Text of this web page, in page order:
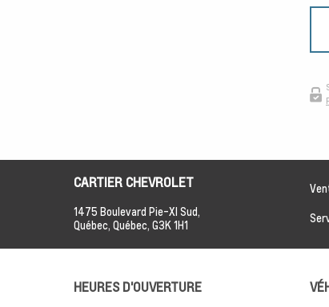
CARTIER CHEVROLET
1475 Boulevard Pie-XI Sud,
Québec, Québec, G3K 1H1
HEURES D'OUVERTURE